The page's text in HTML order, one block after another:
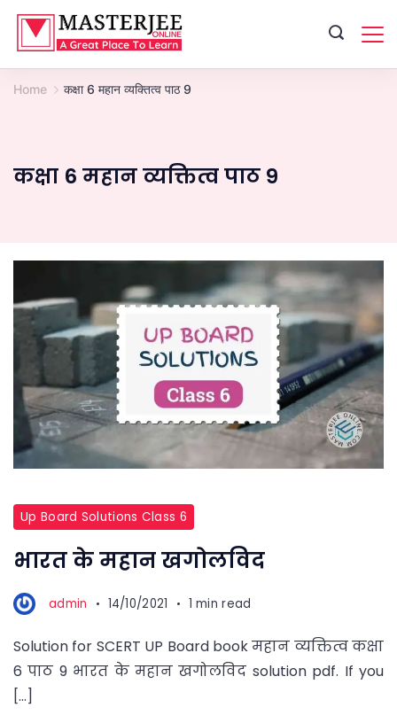
Skip
content
Home कक्षा 6 महान व्यक्तित्व पाठ 9
कक्षा 6 महान व्यक्तित्व पाठ 9
Up Board Solutions Class 6
भारत के महान खगोलविद
admin 14/10/2021 1 min read
Solution for SCERT UP Board book महान व्यक्तित्व कक्षा
6 पाठ 9 भारत के महान खगोलविद solution pdf. If you
[…]